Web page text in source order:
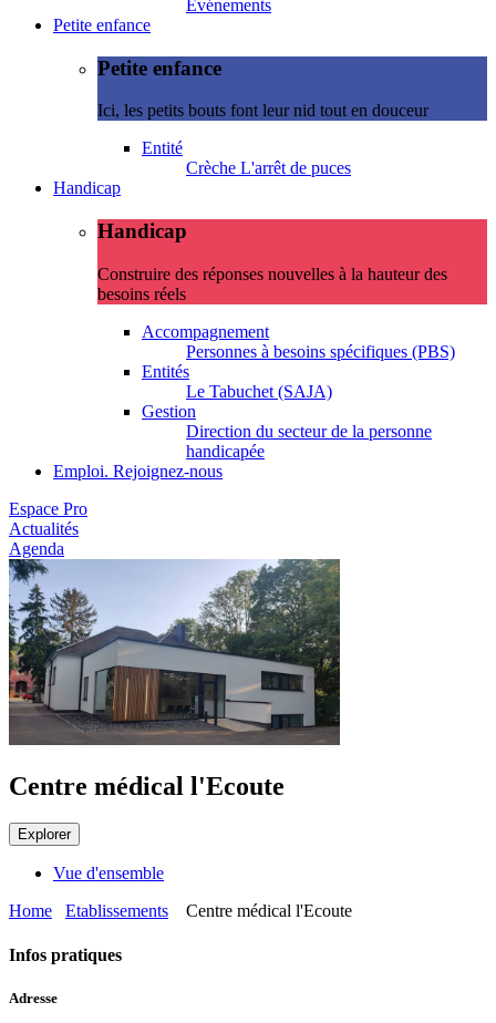
Evénements
Petite enfance
Petite enfance
Ici, les petits bouts font leur nid tout en douceur
Entité
Crèche L'arrêt de puces
Handicap
Handicap
Construire des réponses nouvelles à la hauteur des
besoins réels
Accompagnement
Personnes à besoins spécifiques (PBS)
Entités
Le Tabuchet (SAJA)
Gestion
Direction du secteur de la personne
handicapée
Emploi. Rejoignez-nous
Espace Pro
Actualités
Agenda
Centre médical l'Ecoute
Explorer
Vue d'ensemble
Home
Etablissements Centre médical l'Ecoute
Infos pratiques
Adresse